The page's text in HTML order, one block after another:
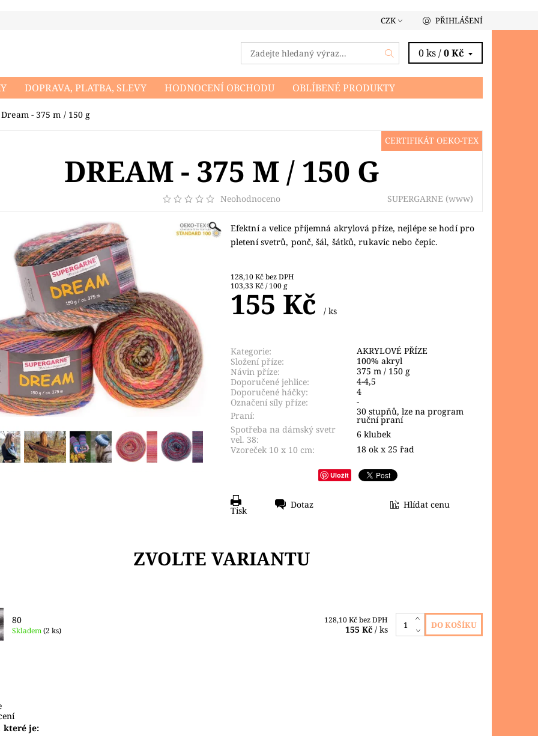
CZK PŘIHLÁŠENÍ
0 ks /0 Kč
DOPRAVA, PLATBA, SLEVY HODNOCENÍ OBCHODU
OBLÍBENÉ PRODUKTY
OCHRANY OSOBNÍCH ÚDAJŮ
Dream - 375 m / 150 g
CERTIFIKÁT OEKO-TEX
DREAM - 375 M / 150 G
Neohodnoceno SUPERGARNE (www)
Efektní a velice příjemná akrylová příze, nejlépe se hodí pro
pletení svetrů, ponč, šál, šátků, rukavic nebo čepic.
128,10 Kč bez DPH
103,33 Kč / 100 g
155 Kč / ks
Kategorie:
AKRYLOVÉ PŘÍZE
Složení příze:
100% akryl
Návin příze:
375 m / 150 g
Doporučené jehlice:
4-4,5
Doporučené háčky:
4
Označení síly příze:
-
Praní:
30 stupňů, lze na program
ruční praní
Spotřeba na dámský svetr
vel. 38:
6 klubek
Vzoreček 10 x 10 cm:
18 ok x 25 řad
Uložit
Tisk
Dotaz Hlídat cenu
ZVOLTE VARIANTU
80
Skladem(2 ks)
128,10 Kč bez DPH
155 Kč / ks
které je: